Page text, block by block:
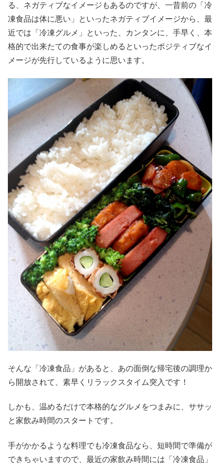
る、ネガティブなイメージもあるのですが、一昔前の「冷
凍食品は体に悪い」といったネガティブイメージから、最
近では「冷凍グルメ」といった、カンタンに、手早く、本
格的で出来たての食事が楽しめるといったポジティブなイ
メージが先行しているように思います。
そんな「冷凍食品」があると、あの面倒な帰宅後の調理か
ら開放されて、素早くリラックスタイム突入です！
しかも、温めるだけで本格的なグルメをつまみに、ササッ
と家飲み時間のスタートです。
手がかかるような料理でも冷凍食品なら、短時間で準備が
できちゃいますので、最近の家飲み時間には「冷凍食品」